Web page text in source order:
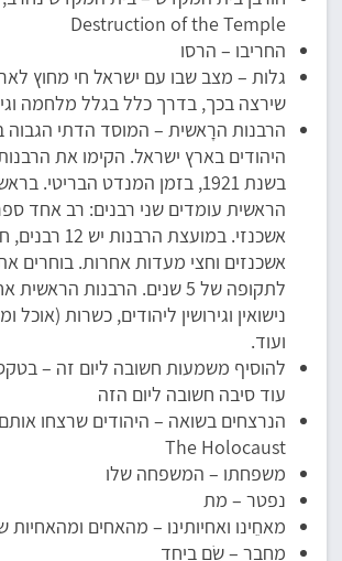
Destruction of the Temple
החריבו – הרסו
גלות – מצב שבו עם ישראל חי מחוץ
שירצה בכך, בדרך כלל בגלל מלחמה
הרבנות הרָאשית – המוסד הדתי הגבוה
היהודים בארץ ישראל. הקימו את
בשנת 1921, בזמן המנדט הבריטי.
הראשית עומדים שני רבנים: רב אחד
אשכנזי. במועצת
אשכנזים וחצי מעדות אחרות. בוחרים
לתקופה של 5 שנים. הרבנות
נישואין וגירושין ליהודים, כשרות (אוכל
ועוד.
להוסיף משמעות חשובה ליום זה –
עוד סיבה חשובה ליום הזה
הנרצחים בשואה – היהודים שרצחו
The Holocaust
משפחתו – המשפחה שלו
נפטר – מת
מאחֵינו ואחיותינו – מהאחים ומהאחיות
מחבר – שָׂם ביחד